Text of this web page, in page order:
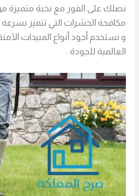
نصلك على الفور مع نخبة متميزة
مكافحة الحشرات التي تتميز بسرعة
و نستخدم أجود أنواع المبيدات
العالمية للجودة .